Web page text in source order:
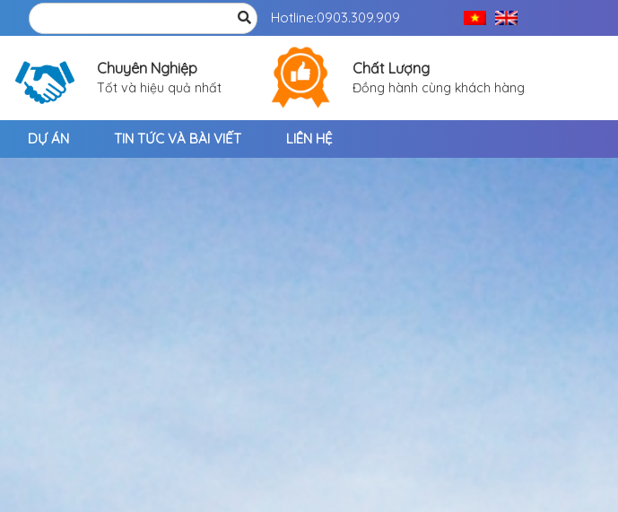
Hotline:0903.309.909
Chuyên Nghiệp
Tốt và hiệu quả nhất
Chất Lượng
Đồng hành cùng khách hàng
DỰ ÁN TIN TỨC VÀ BÀI VIẾT LIÊN HỆ